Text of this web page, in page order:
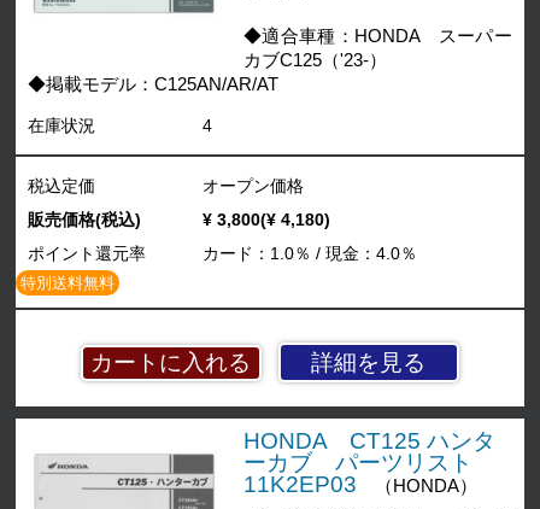
◆適合車種：HONDA スーパー
カブC125（'23-）
◆掲載モデル：C125AN/AR/AT
在庫状況 4
詳細を見る
税込定価
オープン価格
販売価格(税込)
¥ 3,800(¥ 4,180)
ポイント還元率
カード：1.0％ / 現金：4.0％
特別送料無料
HONDA CT125 ハンタ
ーカブ パーツリスト
11K2EP03
（HONDA）